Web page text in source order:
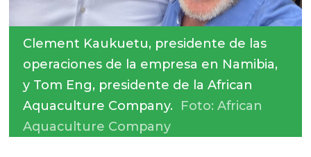
Clement Kaukuetu, presidente de las
operaciones de la empresa en Namibia,
y Tom Eng, presidente de la African
Aquaculture Company. Foto: African
Aquaculture Company